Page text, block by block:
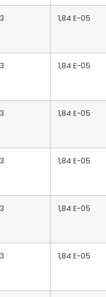
1,84 E-05
1,84 E-05
1,84 E-05
1,84 E-05
1,84 E-05
1,84 E-05